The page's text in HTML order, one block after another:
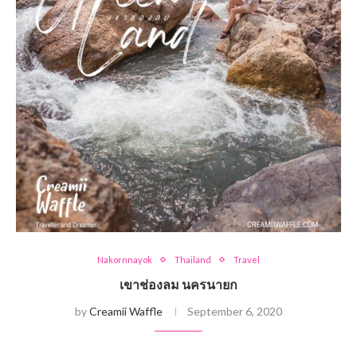
Nakornnayok Thailand Travel
เขาช่องลม นครนายก
byCreamii Waffle September 6, 2020